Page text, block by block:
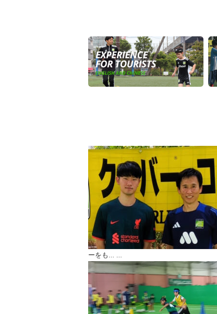
ーをも...